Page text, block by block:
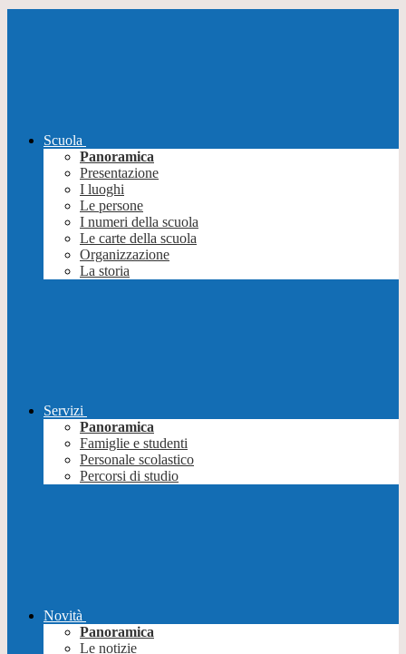
Scuola
Panoramica
Presentazione
I luoghi
Le persone
I numeri della scuola
Le carte della scuola
Organizzazione
La storia
Servizi
Panoramica
Famiglie e studenti
Personale scolastico
Percorsi di studio
Novità
Panoramica
Le notizie